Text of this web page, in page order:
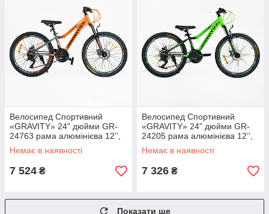
Велосипед Спортивний
«GRAVITY» 24" дюйми GR-
24763 рама алюмінієва 12’’,
обладнання Shimano 21
швидкість, зібран на 75%
Немає в наявності
7 524 ₴
Велосипед Спортивний
«GRAVITY» 24" дюйми GR-
24205 рама алюмінієва 12’’,
обладнання Shimano 21
швидкість, зібран на 75%
Немає в наявності
7 326 ₴
Показати ще